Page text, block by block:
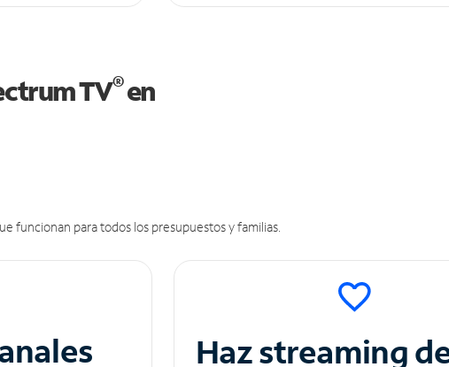
TV®en
funcionan para todos los presupuestos y familias.
Haz streaming